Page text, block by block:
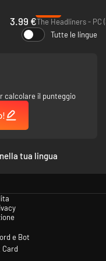
3.99 €The Headliners - PC
Tutte le lingue
calcolare il punteggio
tua lingua
e Bot